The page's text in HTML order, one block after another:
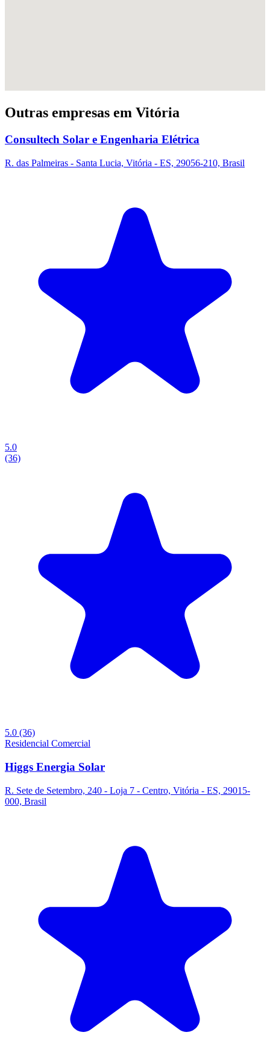
Outras empresas em Vitória
Consultech Solar e Engenharia Elétrica
R. das Palmeiras - Santa Lucia, Vitória - ES, 29056-210, Brasil
5.0
(36)
5.0 (36)
Residencial Comercial
Higgs Energia Solar
R. Sete de Setembro, 240 - Loja 7 - Centro, Vitória - ES, 29015-
000, Brasil